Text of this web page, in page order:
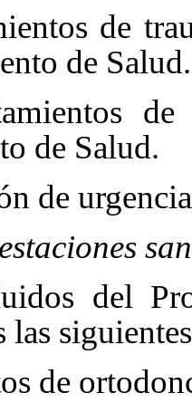
de
de Salud.
de Salud.
de
del
de